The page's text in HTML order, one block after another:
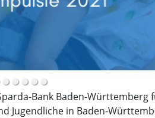
Bank Baden-
Jugendliche in Baden-